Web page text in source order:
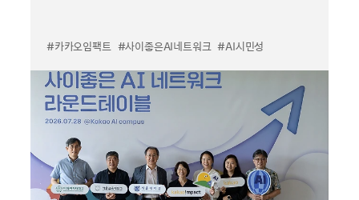
#카카오임팩트 #사이좋은AI네트워크 #AI시민성